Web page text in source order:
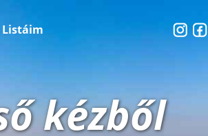
Listáim
kézből